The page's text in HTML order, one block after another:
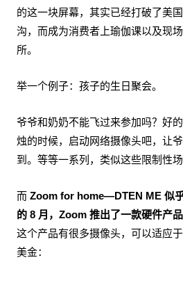
的这一块屏幕，其实已经打破了美
沟，而成为消费者上瑜伽课以及现
所。
举一个例子：孩子的生日聚会。
爷爷和奶奶不能飞过来参加吗？好
烛的时候，启动网络摄像头吧，让
到。等等一系列，类似这些限制性场
而 Zoom for home—DTEN ME 似
的 8 月，Zoom 推出了一款硬件产品
这个产品有很多摄像头，可以适应
美金：